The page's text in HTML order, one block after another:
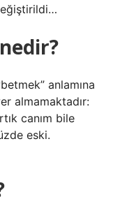
anlamına
almamaktadır:
canım bile
eski.